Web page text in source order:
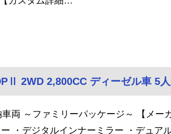
2WD 2,800CC ディーゼル車 5人
両 ～ファミリーパッケージ～ 【メー
ー ・デジタルインナーミラー ・デュ